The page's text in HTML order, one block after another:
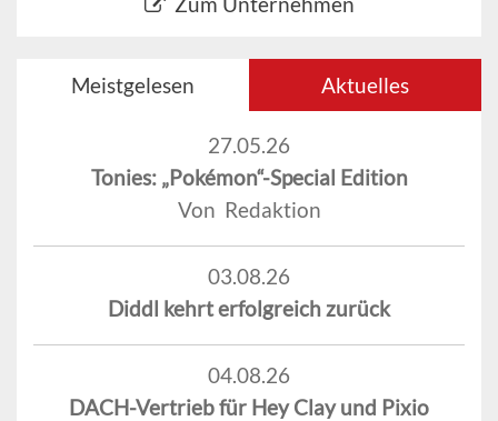
Meistgelesen Aktuelles
27.05.26
Tonies: „Pokémon“-Special Edition
Von Redaktion
03.08.26
Diddl kehrt erfolgreich zurück
04.08.26
DACH-Vertrieb für Hey Clay und Pixio